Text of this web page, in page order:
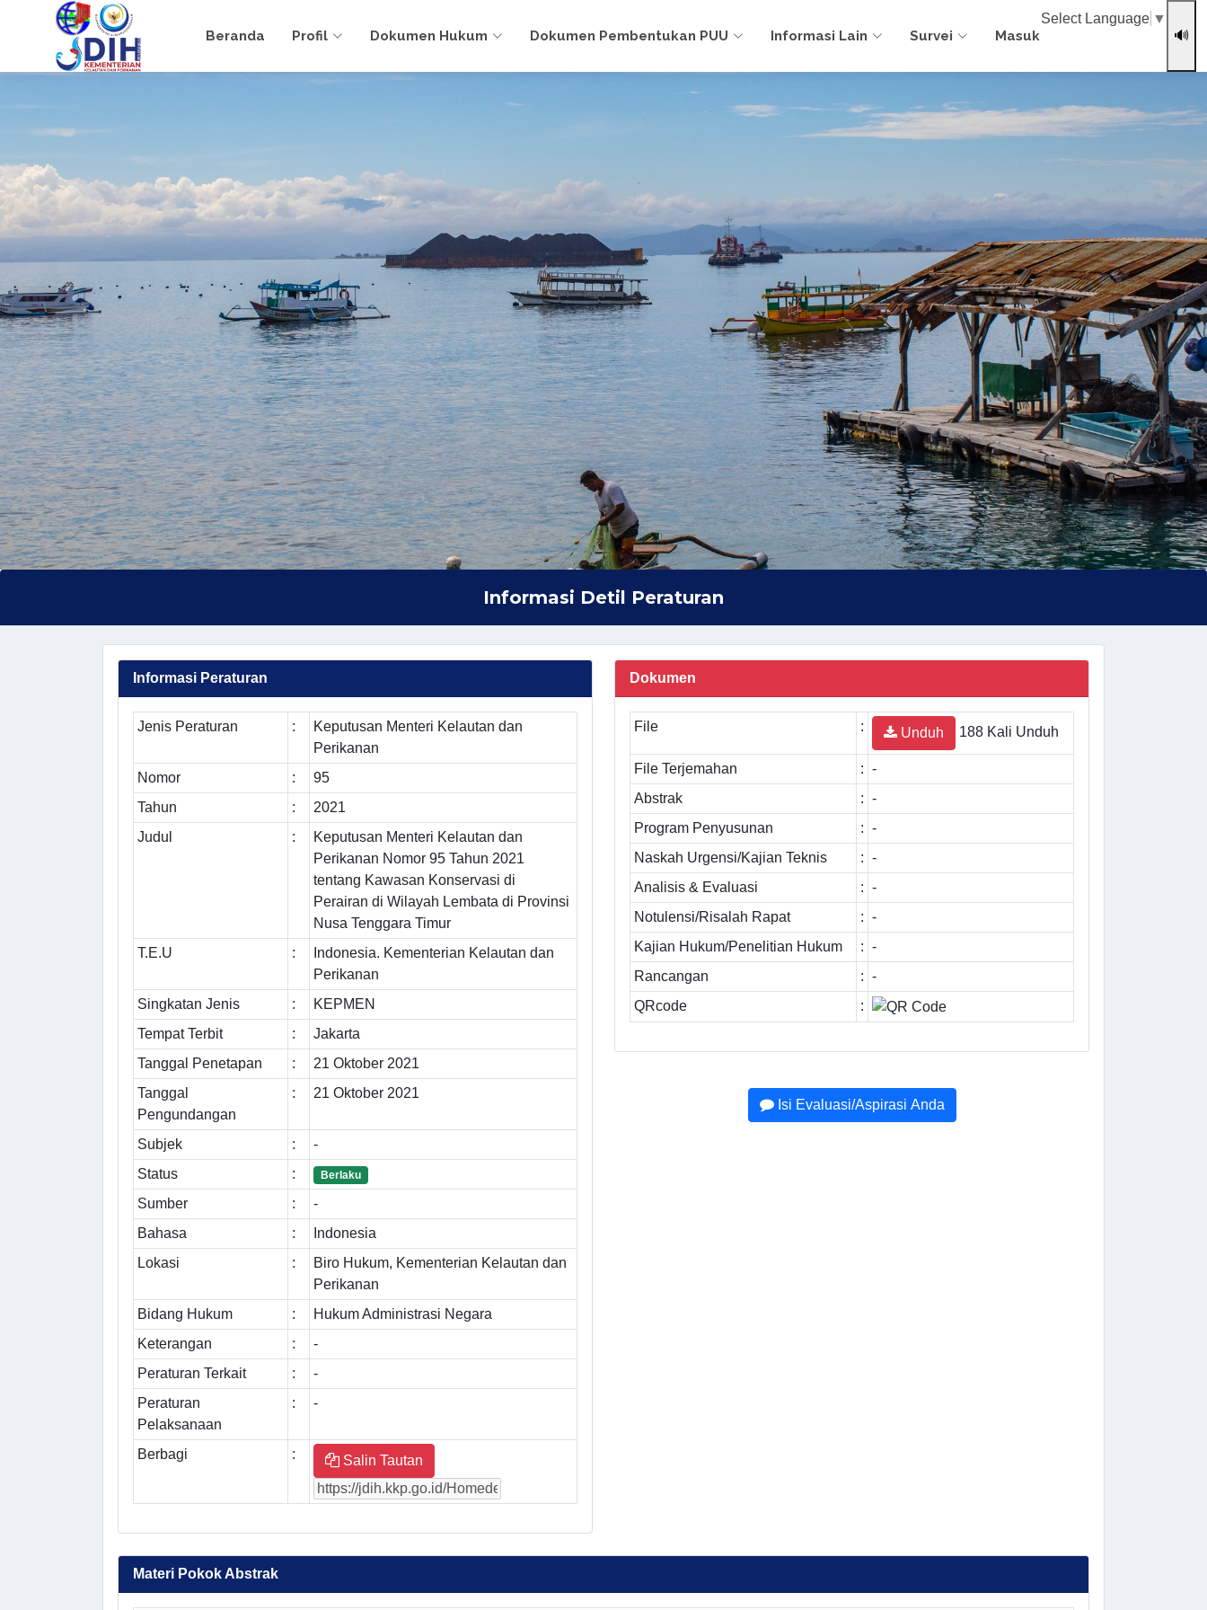
Beranda Profil Dokumen Hukum Dokumen Pembentukan PUU Informasi Lain Survei Masuk
Select Language ▼
🔊
Informasi Detil Peraturan
Informasi Peraturan
Jenis Peraturan :
Keputusan Menteri Kelautan dan
Perikanan
Nomor
:
95
Tahun
:
2021
Judul
:
Keputusan Menteri Kelautan dan
Perikanan Nomor 95 Tahun 2021
tentang Kawasan Konservasi di
Perairan di Wilayah Lembata di Provinsi
Nusa Tenggara Timur
T.E.U
:
Indonesia. Kementerian Kelautan dan
Perikanan
Singkatan Jenis
:
KEPMEN
Tempat Terbit
:
Jakarta
Tanggal Penetapan
:
21 Oktober 2021
Tanggal
Pengundangan
: 21 Oktober 2021
Subjek :
-
Status
: Berlaku
Sumber :
-
Bahasa
:
Indonesia
Lokasi
:
Biro Hukum, Kementerian Kelautan dan
Perikanan
Bidang Hukum
:
Hukum Administrasi Negara
Keterangan
:
-
Peraturan Terkait
:
-
Peraturan
Pelaksanaan
: -
Berbagi : Salin Tautan
Dokumen
File : Unduh 188 Kali Unduh
File Terjemahan : -
Abstrak
: -
Program Penyusunan
: -
Naskah Urgensi/Kajian Teknis
: -
Analisis & Evaluasi
: -
Notulensi/Risalah Rapat
: -
Kajian Hukum/Penelitian Hukum
: -
Rancangan
: -
QRcode
:
Isi Evaluasi/Aspirasi Anda
Materi Pokok Abstrak